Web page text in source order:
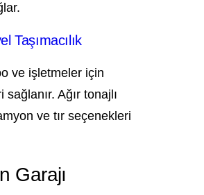
Taşımacılık
ve işletmeler için
Ağır tonajlı
ve tır seçenekleri
Garajı